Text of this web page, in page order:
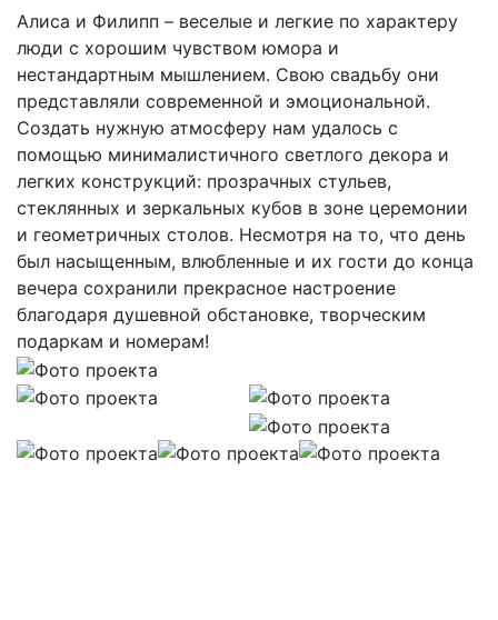
Алиса и Филипп – веселые и легкие по характеру
люди с хорошим чувством юмора и
нестандартным мышлением. Свою свадьбу они
представляли современной и эмоциональной.
Создать нужную атмосферу нам удалось с
помощью минималистичного светлого декора и
легких конструкций: прозрачных стульев,
стеклянных и зеркальных кубов в зоне церемонии
и геометричных столов. Несмотря на то, что день
был насыщенным, влюбленные и их гости до конца
вечера сохранили прекрасное настроение
благодаря душевной обстановке, творческим
подаркам и номерам!